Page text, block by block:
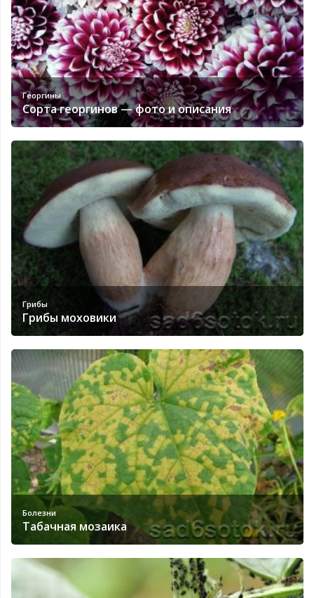
Георгины
Сорта георгинов — фото и описания
Грибы
Грибы моховики
Болезни
Табачная мозаика